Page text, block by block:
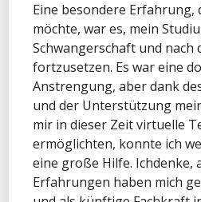
Eine besondere Erfahrung,
möchte, war es, mein
Schwangerschaft und nach
fortzusetzen. Es war eine
Anstrengung, aber dank
und der Unterstützung
mir in dieser Zeit virtuelle
ermöglichten, konnte ich
eine große Hilfe. Ichdenke,
Erfahrungen haben mich